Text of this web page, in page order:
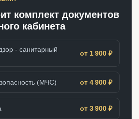
комплект документов
кабинета
- санитарный
от 1 900 ₽
(МЧС) от 4 900 ₽
от 3 900 ₽